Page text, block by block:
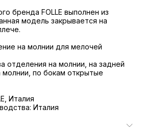
бренда FOLLE выполнен из
модель закрывается на
на молнии для мелочей
отделения на молнии, на задней
молнии, по бокам открытые
Италия
Италия